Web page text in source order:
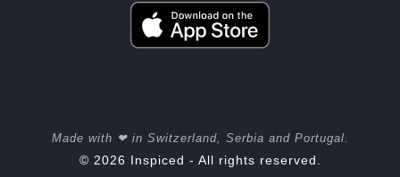
Made with ❤ in Switzerland, Serbia and Portugal.
© 2026 Inspiced - All rights reserved.